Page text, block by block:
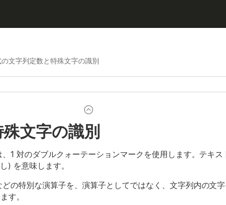
の文字列定数と特殊文字の識別
文字の識別
1 対のダブルクォーテーションマークを使用します。テキ
) を意味します。
の特別な演算子を、演算子としてではなく、文字列内の文
す。